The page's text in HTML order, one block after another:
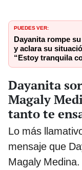
PUEDES VER:
Dayanita rompe
y aclara su
“Estoy tranquila
Dayanita
Magaly
tanto te
Lo más
mensaje que
Magaly